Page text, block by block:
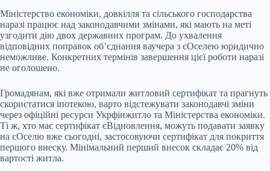
Міністерство економіки, довкілля та сільського господарства
наразі працює над законодавчими змінами, які мають на меті
узгодити дію двох державних програм. До ухвалення
відповідних поправок об’єднання ваучера з єОселею юридично
неможливе. Конкретних термінів завершення цієї роботи наразі
не оголошено.
Громадянам, які вже отримали житловий сертифікат та прагнуть
скористатися іпотекою, варто відстежувати законодавчі зміни
через офіційні ресурси Укрфінжитло та Міністерства економіки.
Ті ж, хто має сертифікат єВідновлення, можуть подавати заявку
на єОселю вже сьогодні, застосовуючи сертифікат для покриття
першого внеску. Мінімальний перший внесок складає 20% від
вартості житла.